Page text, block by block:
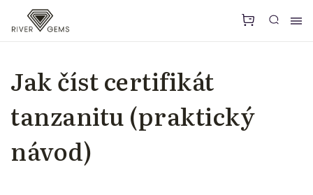
Jak číst certifikát
tanzanitu (praktický
návod)